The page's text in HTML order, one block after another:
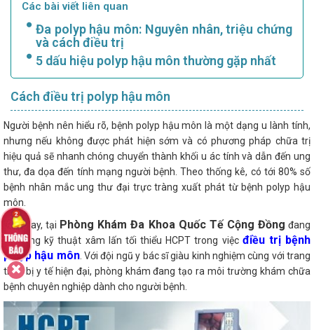
Các bài viết liên quan
Đa polyp hậu môn: Nguyên nhân, triệu chứng
và cách điều trị
5 dấu hiệu polyp hậu môn thường gặp nhất
Cách điều trị polyp hậu môn
Người bệnh nên hiểu rõ, bệnh polyp hậu môn là một dạng u lành tính,
nhưng nếu không được phát hiện sớm và có phương pháp chữa trị
hiệu quả sẽ nhanh chóng chuyển thành khối u ác tính và dẫn đến ung
thư, đa dọa đến tính mạng người bệnh. Theo thống kê, có tới 80% số
bệnh nhân mắc ung thư đại trực tràng xuất phát từ bệnh polyp hậu
môn.
Hiện nay, tại Phòng Khám Đa Khoa Quốc Tế Cộng Đồng đang
áp dụng kỹ thuật xâm lấn tối thiểu HCPT trong việc điều trị bệnh
polyp hậu môn. Với đội ngũ y bác sĩ giàu kinh nghiệm cùng với trang
thiết bị y tế hiện đại, phòng khám đang tạo ra môi trường khám chữa
bệnh chuyên nghiệp dành cho người bệnh.